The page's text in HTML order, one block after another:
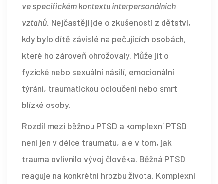
ve specifickém kontextu interpersonálních
vztahů. Nejčastěji jde o zkušenosti z dětství,
kdy bylo dítě závislé na pečujících osobách,
které ho zároveň ohrožovaly. Může jít o
fyzické nebo sexuální násilí, emocionální
týrání, traumatickou odloučení nebo smrt
blízké osoby.
Rozdíl mezi běžnou PTSD a komplexní PTSD
není jen v délce traumatu, ale v tom, jak
trauma ovlivnilo vývoj člověka. Běžná PTSD
reaguje na konkrétní hrozbu života. Komplexní